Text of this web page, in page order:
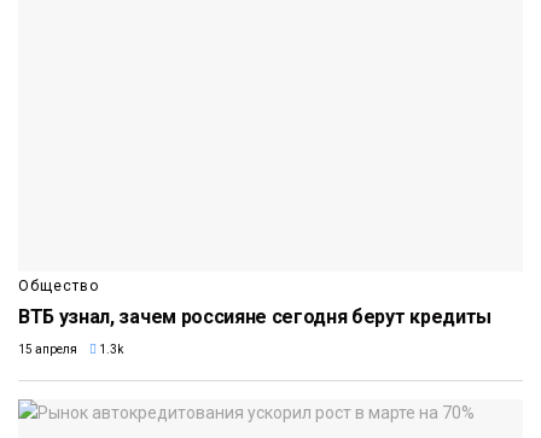
Общество
ВТБ узнал, зачем россияне сегодня берут кредиты
15 апреля 1.3k